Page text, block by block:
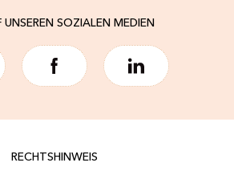
UNSEREN SOZIALEN MEDIEN
RECHTSHINWEIS